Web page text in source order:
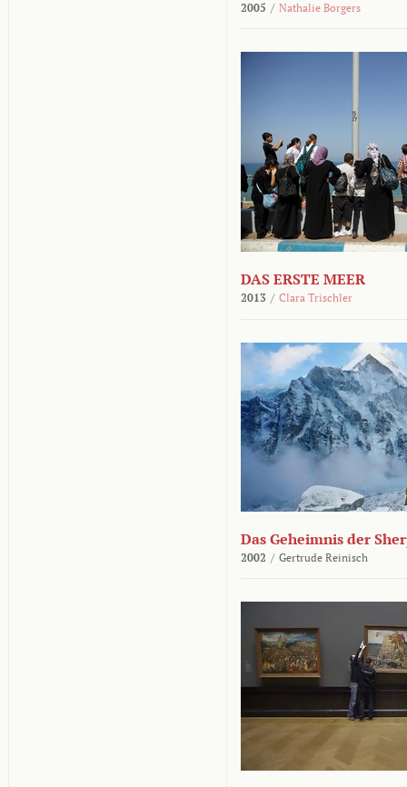
2005 / Nathalie Borgers
DAS ERSTE MEER
2013 / Clara Trischler
Das Geheimnis der
2002 / Gertrude Reinisch